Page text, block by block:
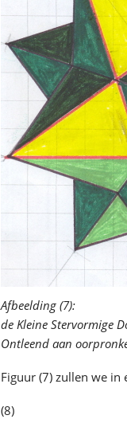
Afbeelding (7):
de Kleine Stervormige
Ontleend aan
Figuur (7) zullen we in
(8)